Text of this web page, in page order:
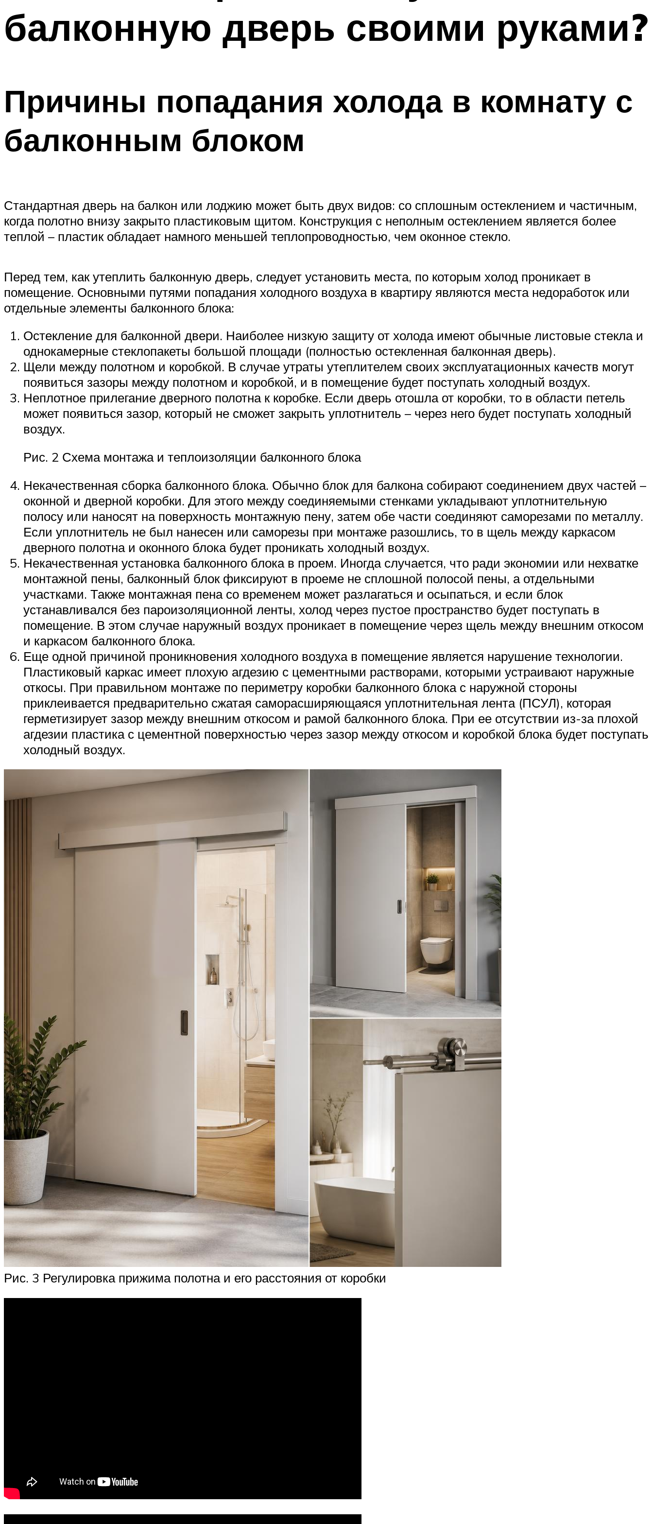
балконную дверь своими руками?
Причины попадания холода в комнату с
балконным блоком
Стандартная дверь на балкон или лоджию может быть двух видов: со сплошным остеклением и частичным,
когда полотно внизу закрыто пластиковым щитом. Конструкция с неполным остеклением является более
теплой – пластик обладает намного меньшей теплопроводностью, чем оконное стекло.
Перед тем, как утеплить балконную дверь, следует установить места, по которым холод проникает в
помещение. Основными путями попадания холодного воздуха в квартиру являются места недоработок или
отдельные элементы балконного блока:
Остекление для балконной двери. Наиболее низкую защиту от холода имеют обычные листовые стекла и
однокамерные стеклопакеты большой площади (полностью остекленная балконная дверь).
Щели между полотном и коробкой. В случае утраты утеплителем своих эксплуатационных качеств могут
появиться зазоры между полотном и коробкой, и в помещение будет поступать холодный воздух.
Неплотное прилегание дверного полотна к коробке. Если дверь отошла от коробки, то в области петель
может появиться зазор, который не сможет закрыть уплотнитель – через него будет поступать холодный
воздух.
Рис. 2 Схема монтажа и теплоизоляции балконного блока
Некачественная сборка балконного блока. Обычно блок для балкона собирают соединением двух частей –
оконной и дверной коробки. Для этого между соединяемыми стенками укладывают уплотнительную
полосу или наносят на поверхность монтажную пену, затем обе части соединяют саморезами по металлу.
Если уплотнитель не был нанесен или саморезы при монтаже разошлись, то в щель между каркасом
дверного полотна и оконного блока будет проникать холодный воздух.
Некачественная установка балконного блока в проем. Иногда случается, что ради экономии или нехватке
монтажной пены, балконный блок фиксируют в проеме не сплошной полосой пены, а отдельными
участками. Также монтажная пена со временем может разлагаться и осыпаться, и если блок
устанавливался без пароизоляционной ленты, холод через пустое пространство будет поступать в
помещение. В этом случае наружный воздух проникает в помещение через щель между внешним откосом
и каркасом балконного блока.
Еще одной причиной проникновения холодного воздуха в помещение является нарушение технологии.
Пластиковый каркас имеет плохую агдезию с цементными растворами, которыми устраивают наружные
откосы. При правильном монтаже по периметру коробки балконного блока с наружной стороны
приклеивается предварительно сжатая саморасширяющаяся уплотнительная лента (ПСУЛ), которая
герметизирует зазор между внешним откосом и рамой балконного блока. При ее отсутствии из-за плохой
агдезии пластика с цементной поверхностью через зазор между откосом и коробкой блока будет поступать
холодный воздух.
Рис. 3 Регулировка прижима полотна и его расстояния от коробки